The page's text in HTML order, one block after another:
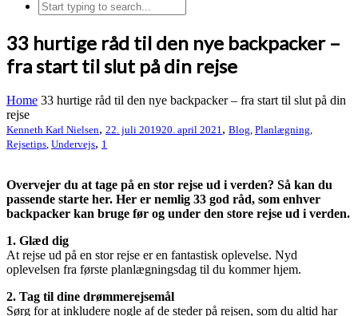
33 hurtige råd til den nye backpacker –
fra start til slut på din rejse
Home 33 hurtige råd til den nye backpacker – fra start til slut på din
rejse
Kenneth Karl Nielsen, 22. juli 201920. april 2021 , Blog Planlægning
Rejsetips Undervejs, 1
Overvejer du at tage på en stor rejse ud i verden? Så kan du
passende starte her. Her er nemlig 33 god råd, som enhver
backpacker kan bruge før og under den store rejse ud i verden.
1. Glæd dig
At rejse ud på en stor rejse er en fantastisk oplevelse. Nyd
oplevelsen fra første planlægningsdag til du kommer hjem.
2. Tag til dine drømmerejsemål
Sørg for at inkludere nogle af de steder på rejsen, som du altid har